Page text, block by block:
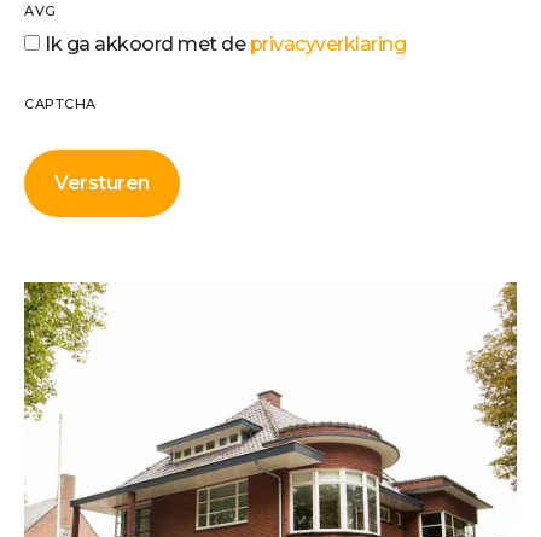
AVG
Ik ga akkoord met de privacyverklaring
CAPTCHA